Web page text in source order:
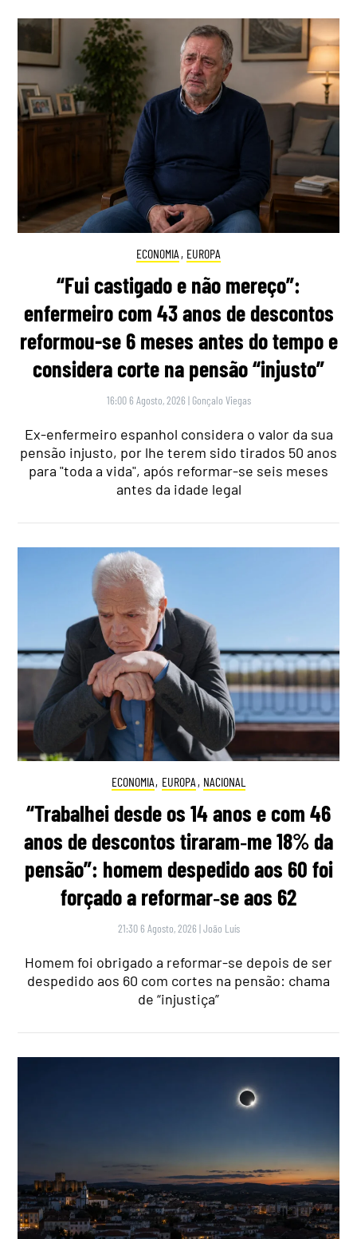
ECONOMIA , EUROPA
“Fui castigado e não mereço”:
enfermeiro com 43 anos de descontos
reformou-se 6 meses antes do tempo e
considera corte na pensão “injusto”
16:00 6 Agosto, 2026 | Gonçalo Viegas
Ex-enfermeiro espanhol considera o valor da sua
pensão injusto, por lhe terem sido tirados 50 anos
para "toda a vida", após reformar-se seis meses
antes da idade legal
ECONOMIA, EUROPA , NACIONAL
“Trabalhei desde os 14 anos e com 46
anos de descontos tiraram‑me 18% da
pensão”: homem despedido aos 60 foi
forçado a reformar‑se aos 62
21:30 6 Agosto, 2026 |João Luís
Homem foi obrigado a reformar-se depois de ser
despedido aos 60 com cortes na pensão: chama
de “injustiça”